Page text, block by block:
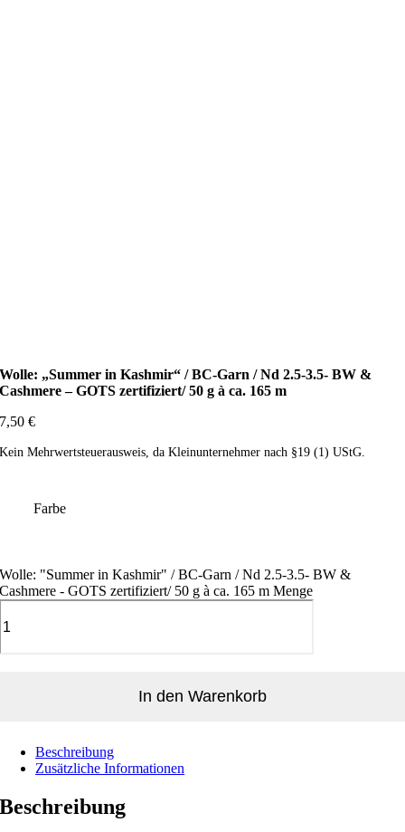
Wolle: „Summer in Kashmir“ / BC-Garn / Nd 2.5-3.5- BW &
Cashmere – GOTS zertifiziert/ 50 g à ca. 165 m
7,50€
Kein Mehrwertsteuerausweis, da Kleinunternehmer nach §19 (1) UStG.
Farbe
Wolle: "Summer in Kashmir" / BC-Garn / Nd 2.5-3.5- BW &
Cashmere - GOTS zertifiziert/ 50 g à ca. 165 m Menge
In den Warenkorb
Beschreibung
Zusätzliche Informationen
Beschreibung